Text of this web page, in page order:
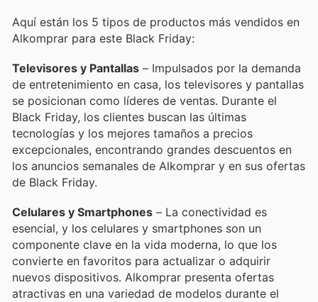
Aquí están los 5 tipos de productos más vendidos en
Alkomprar para este Black Friday:
Televisores y Pantallas – Impulsados por la demanda
de entretenimiento en casa, los televisores y pantallas
se posicionan como líderes de ventas. Durante el
Black Friday, los clientes buscan las últimas
tecnologías y los mejores tamaños a precios
excepcionales, encontrando grandes descuentos en
los anuncios semanales de Alkomprar y en sus ofertas
de Black Friday.
Celulares y Smartphones – La conectividad es
esencial, y los celulares y smartphones son un
componente clave en la vida moderna, lo que los
convierte en favoritos para actualizar o adquirir
nuevos dispositivos. Alkomprar presenta ofertas
atractivas en una variedad de modelos durante el